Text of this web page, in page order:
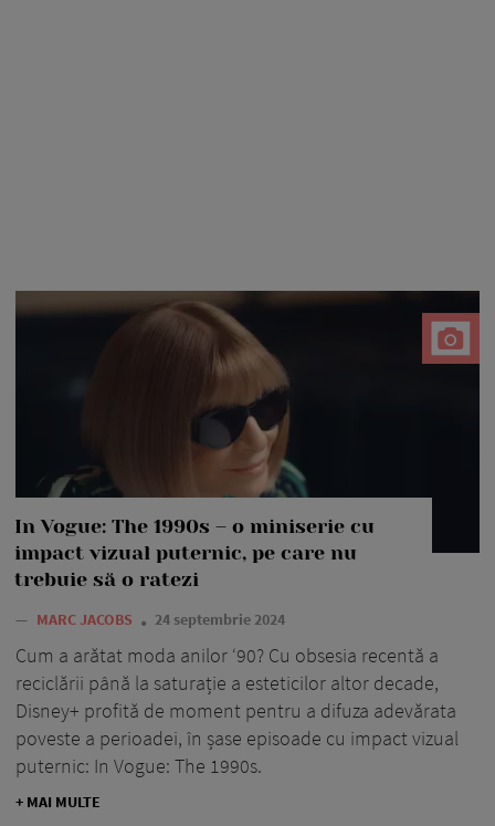
In Vogue: The 1990s – o miniserie cu
impact vizual puternic, pe care nu
trebuie să o ratezi
— MARC JACOBS 24 septembrie 2024
Cum a arătat moda anilor ‘90? Cu obsesia recentă a
reciclării până la saturație a esteticilor altor decade,
Disney+ profită de moment pentru a difuza adevărata
poveste a perioadei, în șase episoade cu impact vizual
puternic: In Vogue: The 1990s.
+ MAI MULTE